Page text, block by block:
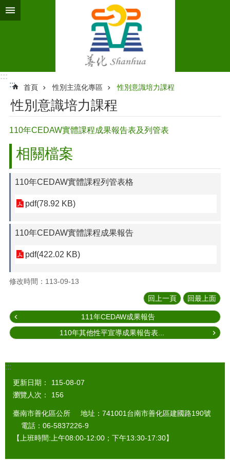
跳到主要內容區塊
:::
:::
首頁 性別主流化專區 性別意識培力課程
性別意識培力課程
110年CEDAW實體課程成果報告表及列管表
相關檔案
110年CEDAW實體課程列管表格
pdf(78.92 KB)
110年CEDAW實體課程成果報告
pdf(422.02 KB)
修改時間：113-09-13
回上一頁 回最上面
111年CEDAW成果報告
110年其他性平宣導成果報告表...
:::
更新日期：
115-08-07
瀏覽人次：
156
臺南市善化區公所 地址：741001台南市善化區建國路190號
電話：06-5837226-9
【上班時間:上午08:00-12:00；下午13:30-17:30】